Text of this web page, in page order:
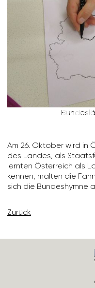
Am 26. Oktober wird in
des Landes, als
lernten Öster­reich als
kennen, malten die
sich die Bundes­hymne
Zurück